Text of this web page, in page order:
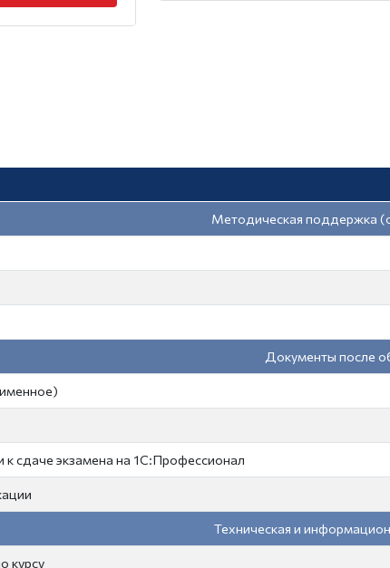
Методическая поддержка
Документы после
сдаче экзамена на 1С:Профессионал
Техническая и
курсу